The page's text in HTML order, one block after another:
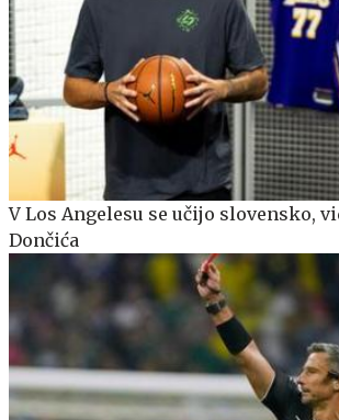
V Los Angelesu se učijo slovensko,
Dončića